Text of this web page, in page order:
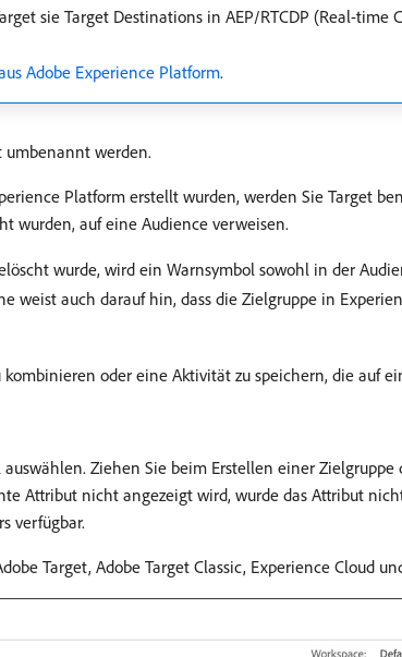
sie Target Destinations in AEP/RTCDP (Real-time
Adobe Experience Platform.
umbenannt werden.
Platform erstellt wurden, werden Sie Target
wurden, auf eine Audience verweisen.
wurde, wird ein Warnsymbol sowohl in der
auch darauf hin, dass die Zielgruppe in
oder eine Aktivität zu speichern, die auf
Ziehen Sie beim Erstellen einer
Attribut nicht angezeigt wird, wurde das Attribut
verfügbar.
Target, Adobe Target Classic, Experience Cloud